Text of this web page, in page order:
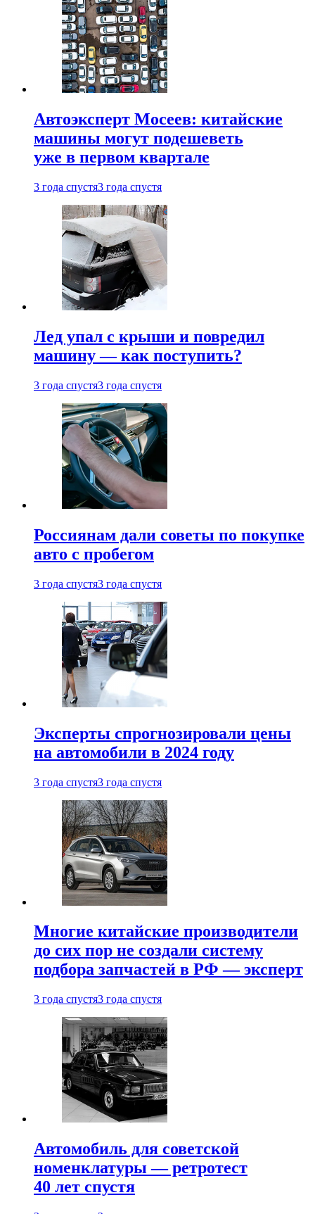
Автоэксперт Мосеев: китайские
машины могут подешеветь
уже в первом квартале
3 года спустя3 года спустя
Лед упал с крыши и повредил
машину — как поступить?
3 года спустя3 года спустя
Россиянам дали советы по покупке
авто с пробегом
3 года спустя3 года спустя
Эксперты спрогнозировали цены
на автомобили в 2024 году
3 года спустя3 года спустя
Многие китайские производители
до сих пор не создали систему
подбора запчастей в РФ — эксперт
3 года спустя3 года спустя
Автомобиль для советской
номенклатуры — ретротест
40 лет спустя